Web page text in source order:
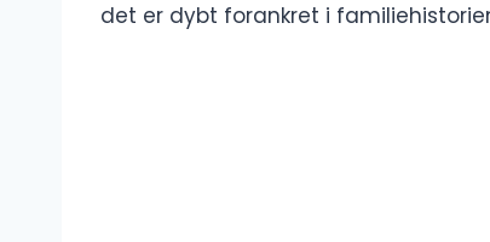
det er dybt forankret i